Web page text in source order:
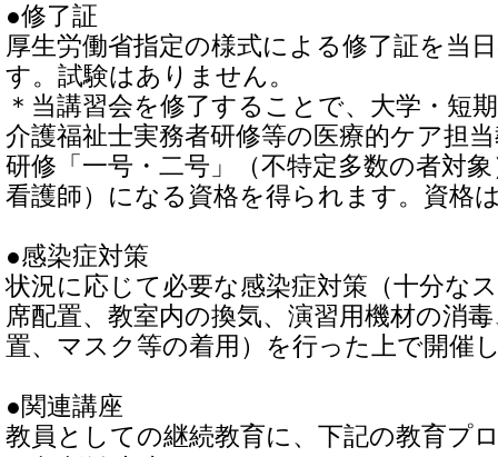
●修了証
厚生労働省指定の様式による修了証を当
す。試験はありません。
＊当講習会を修了することで、大学・短
介護福祉士実務者研修等の医療的ケア担
研修「一号・二号」（不特定多数の者対
看護師）になる資格を得られます。資格
●感染症対策
状況に応じて必要な感染症対策（十分な
席配置、教室内の換気、演習用機材の消
置、マスク等の着用）を行った上で開催
●関連講座
教員としての継続教育に、下記の教育プ